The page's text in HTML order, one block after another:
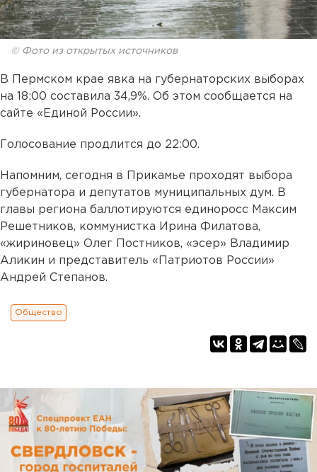
© Фото из открытых источников
В Пермском крае явка на губернаторских выборах
на 18:00 составила 34,9%. Об этом сообщается на
сайте «Единой России».
Голосование продлится до 22:00.
Напомним, сегодня в Прикамье проходят выбора
губернатора и депутатов муниципальных дум. В
главы региона баллотируются единоросс Максим
Решетников, коммунистка Ирина Филатова,
«жириновец» Олег Постников, «эсер» Владимир
Аликин и представитель «Патриотов России»
Андрей Степанов.
Общество